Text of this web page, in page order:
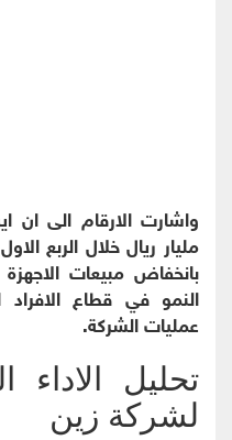
مليار ريال خلال الربع
بانخفاض مبيعات
النمو في قطاع
عمليات الشركة.
تحليل الاداء
لشركة زين